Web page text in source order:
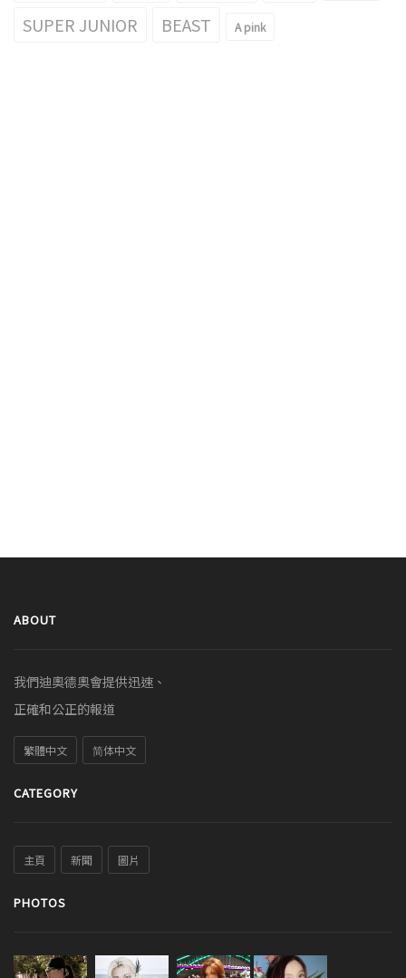
SUPER JUNIOR BEAST A pink
ABOUT
我們迪奧德奧會提供迅速、
正確和公正的報道
繁體中文 简体中文
CATEGORY
主頁 新聞 圖片
PHOTOS